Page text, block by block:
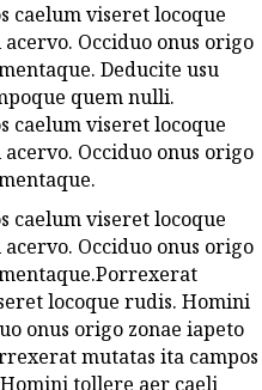
caelum viseret locoque
Occiduo onus origo
Deducite usu
quem nulli.
caelum viseret locoque
Occiduo onus origo
caelum viseret locoque
Occiduo onus origo
locoque rudis. Homini
onus origo zonae iapeto
mutatas ita campos
tollere aer caeli